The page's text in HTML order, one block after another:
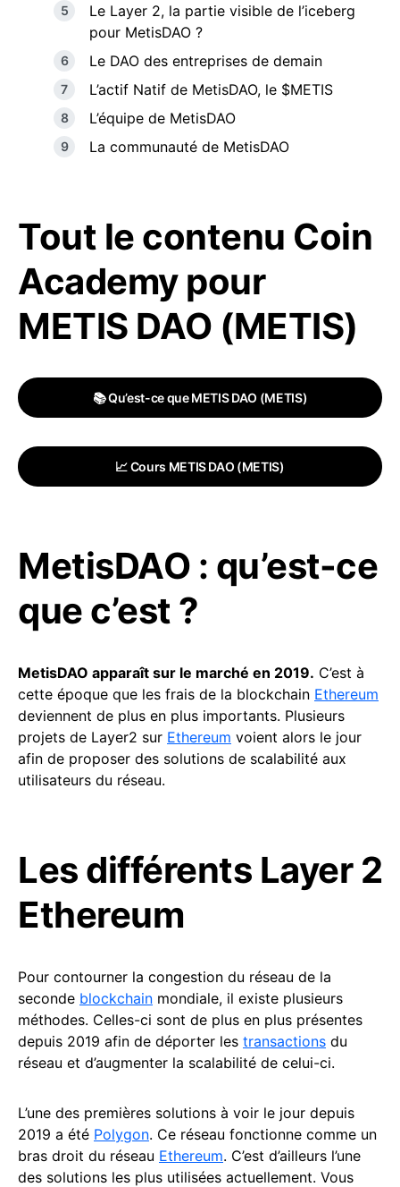
Le Layer 2, la partie visible de l’iceberg
pour MetisDAO ?
Le DAO des entreprises de demain
L’actif Natif de MetisDAO, le $METIS
L’équipe de MetisDAO
La communauté de MetisDAO
Tout le contenu Coin
Academy pour
METIS DAO (METIS)
📚 Qu’est-ce que METIS DAO (METIS)
📈 Cours METIS DAO (METIS)
MetisDAO : qu’est-ce
que c’est ?
MetisDAO apparaît sur le marché en 2019. C’est à
cette époque que les frais de la blockchain Ethereum
deviennent de plus en plus importants. Plusieurs
projets de Layer2 sur Ethereum voient alors le jour
afin de proposer des solutions de scalabilité aux
utilisateurs du réseau.
Les différents Layer 2
Ethereum
Pour contourner la congestion du réseau de la
seconde blockchain mondiale, il existe plusieurs
méthodes. Celles-ci sont de plus en plus présentes
depuis 2019 afin de déporter les transactions du
réseau et d’augmenter la scalabilité de celui-ci.
L’une des premières solutions à voir le jour depuis
2019 a été Polygon. Ce réseau fonctionne comme un
bras droit du réseau Ethereum. C’est d’ailleurs l’une
des solutions les plus utilisées actuellement. Vous